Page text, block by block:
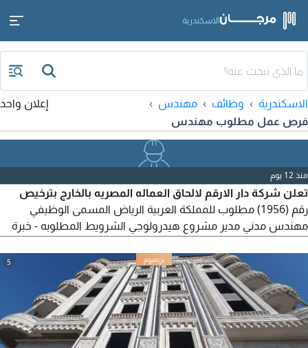
الاسكندرية
الاسكندرية وظائف
مهندس
فرص عمل مطلوب مهندس
إعلان واحد
منذ 12 يوم
تعلن شركة دار الارقم لالحاق العماله المصريه بالخارج بترخيص
رقم (1956) مطلوب للمملكة العربية الرياض المسمى الوظيفي
مهندس مدني مدير مشروع هيدرولوجي الشرويط المطلوبه - خبرة
قيادة فريق عمل للمخطط الاستراجى العام لتصريف مياه الأمطار
ودرء أخطار السيول على مستوى المملكة العربية السعودية توفر
الشركة (سكن - واقامة - وتأمين - طبي - الراتب مجزي) للتواصل
5